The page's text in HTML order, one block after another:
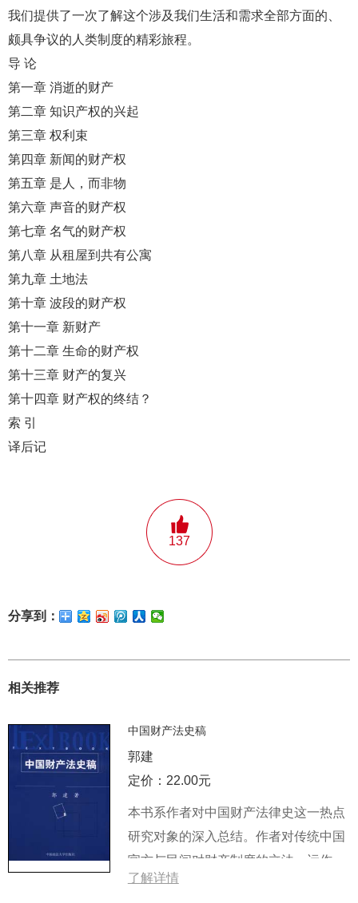
我们提供了一次了解这个涉及我们生活和需求全部方面的、
颇具争议的人类制度的精彩旅程。
导 论
第一章 消逝的财产
第二章 知识产权的兴起
第三章 权利束
第四章 新闻的财产权
第五章 是人，而非物
第六章 声音的财产权
第七章 名气的财产权
第八章 从租屋到共有公寓
第九章 土地法
第十章 波段的财产权
第十一章 新财产
第十二章 生命的财产权
第十三章 财产的复兴
第十四章 财产权的终结？
索 引
译后记
137
分享到：
相关推荐
中国财产法史稿
郭建
定价：22.00元
本书系作者对中国财产法律史这一热点
研究对象的深入总结。作者对传统中国
官方与民间对财产制度的立法、运作与
观念等等作了富有创新的研究，并借鉴
了解详情